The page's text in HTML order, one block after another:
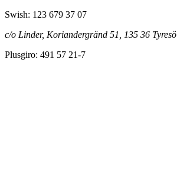
Swish: 123 679 37 07
c/o Linder, Koriandergränd 51, 135 36 Tyresö
Plusgiro: 491 57 21-7